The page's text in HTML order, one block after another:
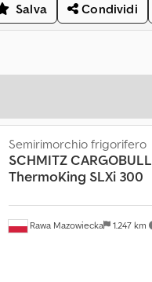
Salva Condividi
Rawa Mazowiecka 1.247 km
Semirimorchio frigorifero
SCHMITZ CARGOBULL
ThermoKing SLXi 300